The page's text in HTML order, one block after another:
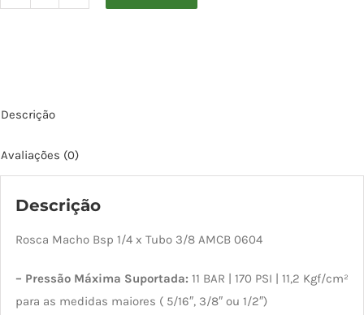
Tubo
AMCB
quantidade
Descrição
Avaliações (0)
Descrição
Rosca Macho Bsp 1/4 x Tubo 3/8 AMCB 0604
– Pressão Máxima Suportada: 11 BAR | 170 PSI | 11,2 Kgf/cm²
para as medidas maiores ( 5/16″, 3/8″ ou 1/2″)